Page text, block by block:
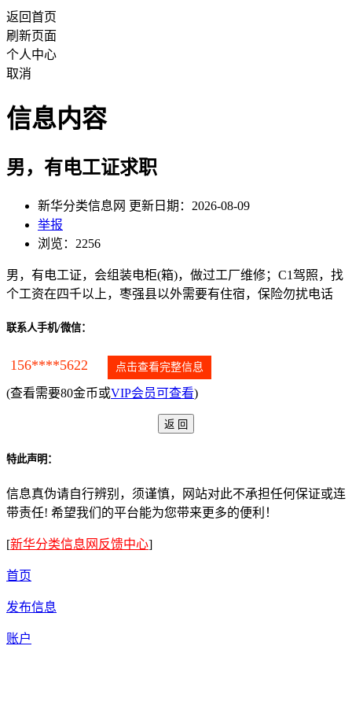
返回首页
刷新页面
个人中心
取消
信息内容
男，有电工证求职
新华分类信息网 更新日期：2026-08-09
举报
浏览：2256
男，有电工证，会组装电柜(箱)，做过工厂维修；C1驾照，找
个工资在四千以上，枣强县以外需要有住宿，保险勿扰电话
联系人手机/微信：
156****5622 点击查看完整信息
(查看需要80金币或VIP会员可查看)
特此声明：
信息真伪请自行辨别，须谨慎，网站对此不承担任何保证或连
带责任! 希望我们的平台能为您带来更多的便利！
[新华分类信息网反馈中心]
首页
发布信息
账户